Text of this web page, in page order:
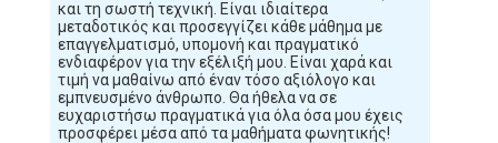
και τη σωστή τεχνική. Είναι ιδιαίτερα
μεταδοτικός και προσεγγίζει κάθε μάθημα με
επαγγελματισμό, υπομονή και πραγματικό
ενδιαφέρον για την εξέλιξή μου. Είναι χαρά και
τιμή να μαθαίνω από έναν τόσο αξιόλογο και
εμπνευσμένο άνθρωπο. Θα ήθελα να σε
ευχαριστήσω πραγματικά για όλα όσα μου έχεις
προσφέρει μέσα από τα μαθήματα φωνητικής!